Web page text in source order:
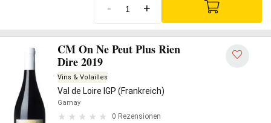
- +
CM On Ne Peut Plus Rien
Dire 2019
Vins & Volailles
Val de Loire IGP (Frankreich)
Gamay
0 Rezensionen